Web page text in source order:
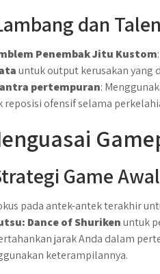
dan
Penembak Jitu Kustom
untuk output kerusakan yang
pertempuran:
reposisi ofensif selama
Game Awal
pada antek-antek terakhir
Dance of Shurikenuntuk
jarak Anda dalam
keterampilannya.